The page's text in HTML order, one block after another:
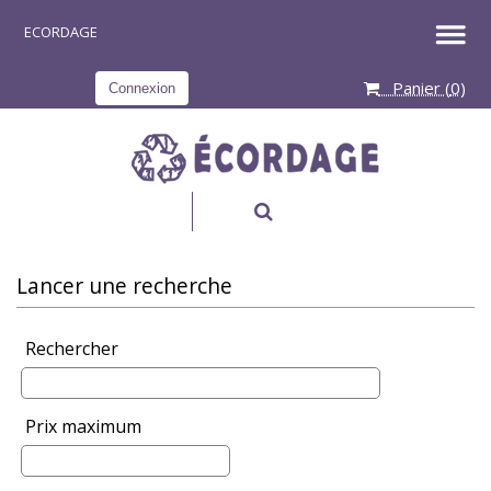
Connexion Panier (0)
Lancer une recherche
Rechercher
Prix maximum